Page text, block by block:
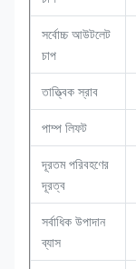
সর্বোচ্চ আউটলেট
চাপ
তাত্ত্বিক স্রাব
পাম্প লিফট
দূরতম পরিবহণের
দূরত্ব
সর্বাধিক উপাদান
ব্যাস